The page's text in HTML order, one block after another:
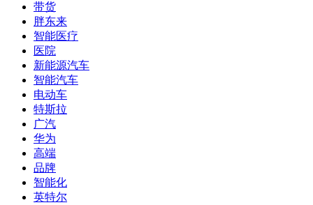
带货
胖东来
智能医疗
医院
新能源汽车
智能汽车
电动车
特斯拉
广汽
华为
高端
品牌
智能化
英特尔